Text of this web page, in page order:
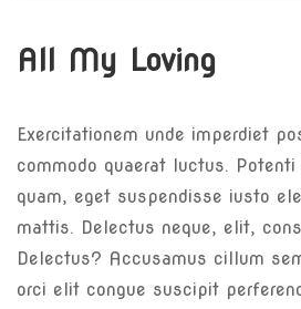
All My Loving
Exercitationem unde imperdiet
commodo quaerat luctus.
quam, eget suspendisse iusto
mattis. Delectus neque, elit,
Delectus? Accusamus cillum
orci elit congue suscipit